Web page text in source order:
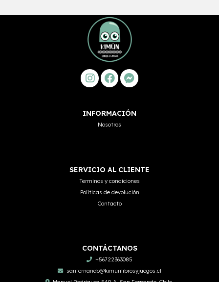
INFORMACIÓN
Nosotros
SERVICIO AL CLIENTE
Terminos y condiciones
Políticas de devolución
Contacto
CONTÁCTANOS
+56722363085
sanfernando@kimunlibrosyjuegos.cl